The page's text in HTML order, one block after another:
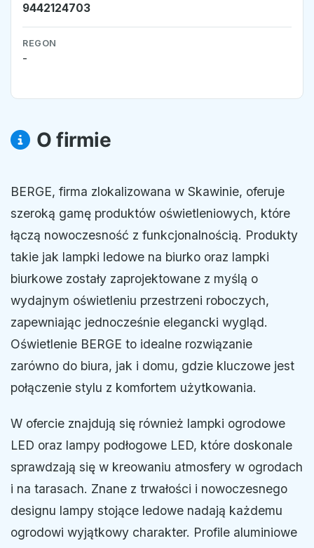
9442124703
REGON
-
O firmie
BERGE, firma zlokalizowana w Skawinie, oferuje
szeroką gamę produktów oświetleniowych, które
łączą nowoczesność z funkcjonalnością. Produkty
takie jak lampki ledowe na biurko oraz lampki
biurkowe zostały zaprojektowane z myślą o
wydajnym oświetleniu przestrzeni roboczych,
zapewniając jednocześnie elegancki wygląd.
Oświetlenie BERGE to idealne rozwiązanie
zarówno do biura, jak i domu, gdzie kluczowe jest
połączenie stylu z komfortem użytkowania.
W ofercie znajdują się również lampki ogrodowe
LED oraz lampy podłogowe LED, które doskonale
sprawdzają się w kreowaniu atmosfery w ogrodach
i na tarasach. Znane z trwałości i nowoczesnego
designu lampy stojące ledowe nadają każdemu
ogrodowi wyjątkowy charakter. Profile aluminiowe